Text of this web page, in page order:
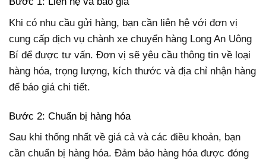
Khi có nhu cầu gửi hàng, bạn cần liên hệ với đơn vị
cung cấp dịch vụ chành xe chuyển hàng Long An Uông
Bí để được tư vấn. Đơn vị sẽ yêu cầu thông tin về loại
hàng hóa, trọng lượng, kích thước và địa chỉ nhận hàng
để báo giá chi tiết.
Bước 2: Chuẩn bị hàng hóa
Sau khi thống nhất về giá cả và các điều khoản, bạn
cần chuẩn bị hàng hóa. Đảm bảo hàng hóa được đóng